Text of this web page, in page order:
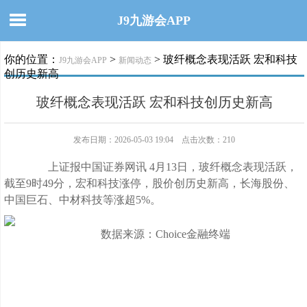
J9九游会APP
你的位置： J9九游会APP > 新闻动态 > 玻纤概念表现活跃 宏和科技
创历史新高
玻纤概念表现活跃 宏和科技创历史新高
发布日期：2026-05-03 19:04 点击次数：210
上证报中国证券网讯 4月13日，玻纤概念表现活跃，
截至9时49分，宏和科技涨停，股价创历史新高，长海股份、
中国巨石、中材科技等涨超5%。
数据来源：Choice金融终端